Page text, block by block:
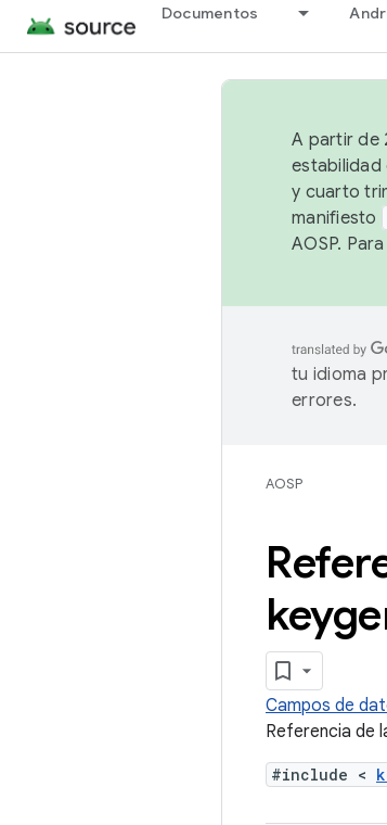
Documentos
A partir de
estabilidad
y cuarto
manifiesto
AOSP.
tu idioma
errores.
AOSP
Campos de
Referencia de
#include <